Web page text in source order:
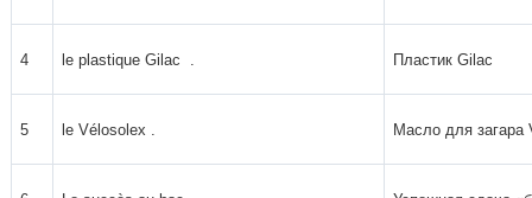
4 le plastique Gilac . Пластик Gilac
5 le Vélosolex . Масло для загара